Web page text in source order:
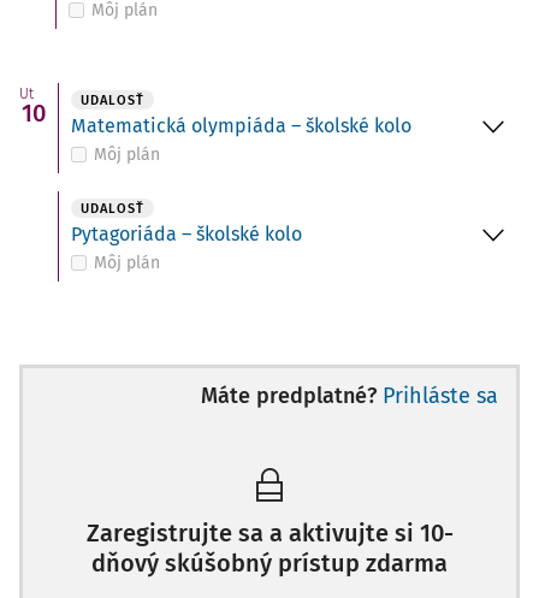
Môj plán
Ut
10 UDALOSŤ
Matematická olympiáda – školské kolo
Môj plán
UDALOSŤ
Pytagoriáda – školské kolo
Môj plán
Máte predplatné? Prihláste sa
Zaregistrujte sa a aktivujte si 10-
dňový skúšobný prístup zdarma